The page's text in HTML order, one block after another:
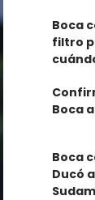
Boca
filtro
Boca
Boca
Ducó